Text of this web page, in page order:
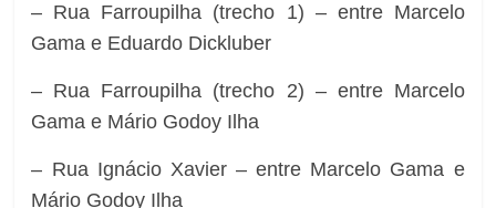
– Rua Farroupilha (trecho 1) – entre Marcelo
Gama e Eduardo Dickluber
– Rua Farroupilha (trecho 2) – entre Marcelo
Gama e Mário Godoy Ilha
– Rua Ignácio Xavier – entre Marcelo Gama e
Mário Godoy Ilha